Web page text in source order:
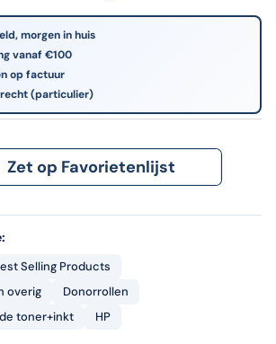
morgen in huis
vanaf €100
op factuur
(particulier)
Zet op Favorietenlijst
Selling Products
overig
Donorrollen
toner+inkt
HP